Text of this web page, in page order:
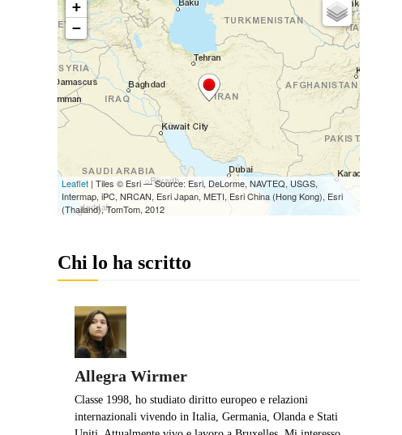
Chi lo ha scritto
Allegra Wirmer
Classe 1998, ho studiato diritto europeo e relazioni
internazionali vivendo in Italia, Germania, Olanda e Stati